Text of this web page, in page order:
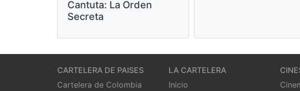
Cantuta: La Orden
Secreta
CARTELERA DE PAISES
Cartelera de Colombia
LA CARTELERA
Inicio